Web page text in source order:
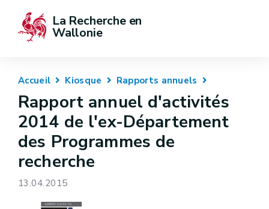
La Recherche en
Wallonie
Accueil Kiosque Rapports annuels
Rapport annuel d'activités
2014 de l'ex-Département
des Programmes de
recherche
13.04.2015